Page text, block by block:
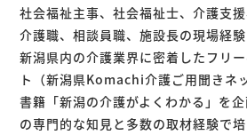
社会福祉主事、社会福祉士、介護支援
介護職、相談員職、施設長の現場経
新潟県内の介護業界に密着したフリ
ト（新潟県Komachi介護ご用聞きネ
書籍「新潟の介護がよくわかる」を
の専門的な知見と多数の取材経験で